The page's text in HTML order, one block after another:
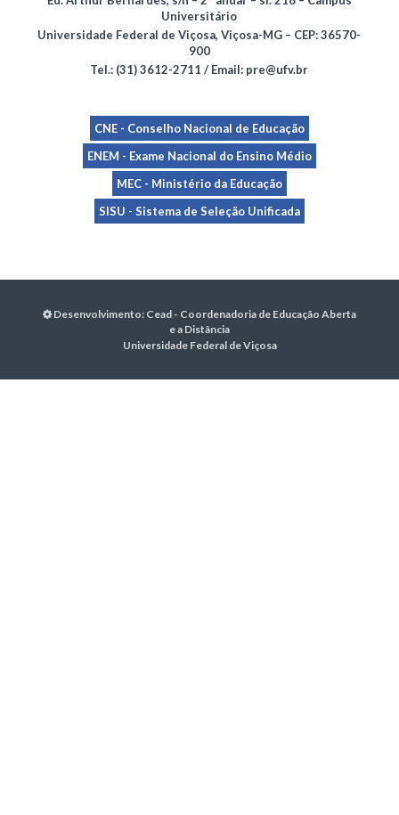
Universitário
Universidade Federal de Viçosa, Viçosa-MG – CEP: 36570-
900
Tel.: (31) 3612-2711 / Email: pre@ufv.br
CNE - Conselho Nacional de Educação
ENEM - Exame Nacional do Ensino Médio
MEC - Ministério da Educação
SISU - Sistema de Seleção Unificada
Desenvolvimento: Cead - Coordenadoria de Educação Aberta
e a Distância
Universidade Federal de Viçosa